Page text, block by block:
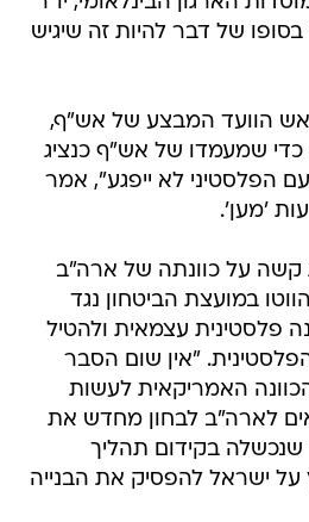
של דבר להיות זה שיגיש
הוועד המבצע של אש"ף,
כדי שמעמדו של אש"ף כנציג
הפלסטיני לא ייפגע", אמר
'מען'.
קשה על כוונתה של ארה"ב
במועצת הביטחון נגד
פלסטינית עצמאית ולהטיל
"אין שום הסבר
האמריקאית לעשות
לארה"ב לבחון מחדש את
בקידום תהליך
ישראל להפסיק את הבנייה